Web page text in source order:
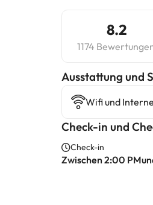
8.2
1174
​Ausstattung und
Wifi und
Check-in und
Check-in
Zwischen 2:00